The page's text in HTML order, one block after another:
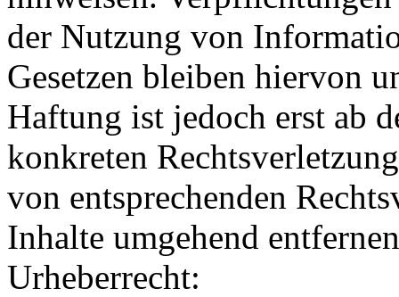
der Nutzung von
Gesetzen bleiben hiervon
Haftung ist jedoch erst ab
konkreten
von entsprechenden
Inhalte umgehend
Urheberrecht: